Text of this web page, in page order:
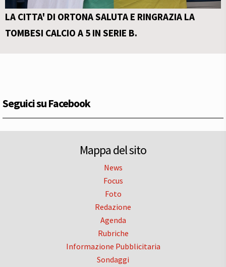
LA CITTA' DI ORTONA SALUTA E RINGRAZIA LA
TOMBESI CALCIO A 5 IN SERIE B.
Seguici su Facebook
Mappa del sito
News
Focus
Foto
Redazione
Agenda
Rubriche
Informazione Pubblicitaria
Sondaggi